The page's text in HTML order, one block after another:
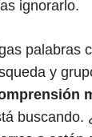
ignorarlo.
palabras
y
buscando.